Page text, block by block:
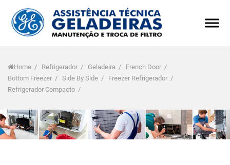
Home / Refrigerador / Geladeira / French Door /
Bottom Freezer / Side By Side / Freezer Refrigerador /
Refrigerador Compacto /